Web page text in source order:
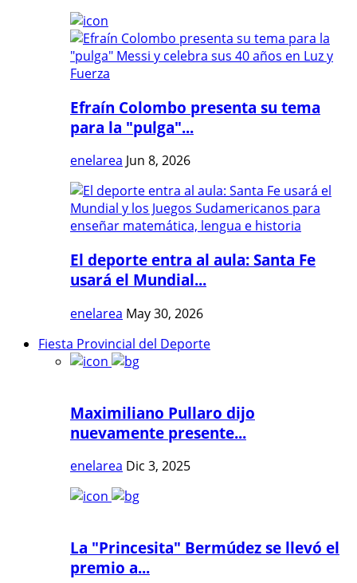
Efraín Colombo presenta su tema
para la "pulga"...
enelarea Jun 8, 2026
El deporte entra al aula: Santa Fe
usará el Mundial...
enelarea May 30, 2026
Fiesta Provincial del Deporte
Maximiliano Pullaro dijo
nuevamente presente...
enelarea Dic 3, 2025
La "Princesita" Bermúdez se llevó el
premio a...